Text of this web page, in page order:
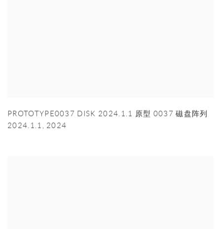
PROTOTYPE0037 DISK 2024.1.1 原型 0037 磁盘阵列
2024.1.1 , 2024